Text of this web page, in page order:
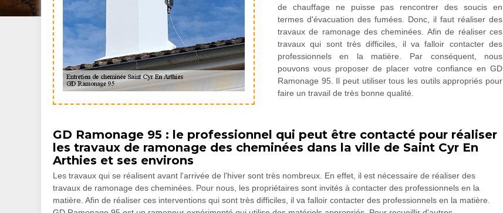
de chauffage ne puisse pas rencontrer des soucis en
termes d'évacuation des fumées. Donc, il faut réaliser des
travaux de ramonage des cheminées. Afin de réaliser ces
travaux qui sont très difficiles, il va falloir contacter des
professionnels en la matière. Par conséquent, nous
pouvons vous proposer de placer votre confiance en GD
Ramonage 95. Il peut utiliser tous les outils appropriés pour
faire un travail de très bonne qualité.
GD Ramonage 95 : le professionnel qui peut être contacté pour réaliser
les travaux de ramonage des cheminées dans la ville de Saint Cyr En
Arthies et ses environs
Les travaux qui se réalisent avant l'arrivée de l'hiver sont très nombreux. En effet, il est nécessaire de réaliser des
travaux de ramonage des cheminées. Pour nous, les propriétaires sont invités à contacter des professionnels en la
matière. Afin de réaliser ces interventions qui sont très difficiles, il va falloir contacter des professionnels en la matière.